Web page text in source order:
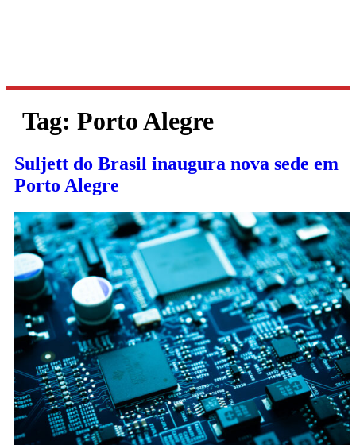
Tag: Porto Alegre
Suljett do Brasil inaugura nova sede em
Porto Alegre